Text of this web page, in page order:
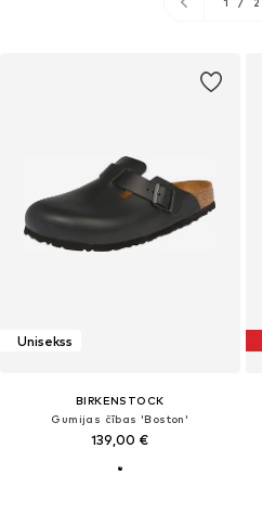
Unisekss
BIRKENSTOCK
Gumijas čības 'Boston'
139,00 €